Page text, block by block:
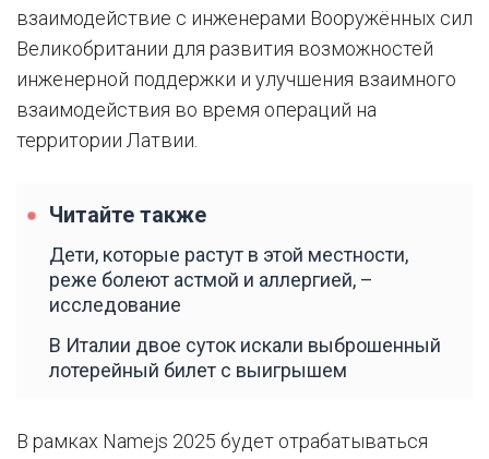
взаимодействие с инженерами Вооружённых сил
Великобритании для развития возможностей
инженерной поддержки и улучшения взаимного
взаимодействия во время операций на
территории Латвии.
Читайте также
Дети, которые растут в этой местности,
реже болеют астмой и аллергией, –
исследование
В Италии двое суток искали выброшенный
лотерейный билет с выигрышем
В рамках Namejs 2025 будет отрабатываться